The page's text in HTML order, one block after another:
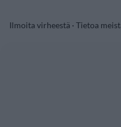
Ilmoita virheestä · Tietoa